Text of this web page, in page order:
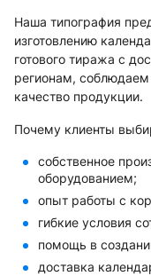
Наша типография
изготовлению
готового тиража с
регионам,
качество продукции.
Почему клиенты
собственное
оборудованием;
опыт работы с
гибкие условия
помощь в
доставка